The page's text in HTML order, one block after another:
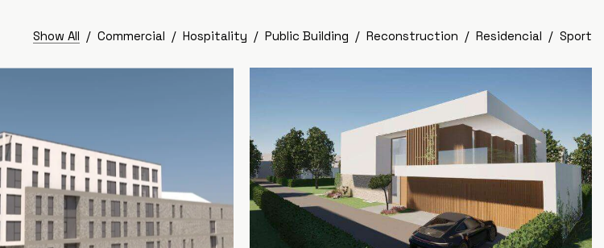
Show All Commercial Hospitality Public Building Reconstruction Residencial Sport